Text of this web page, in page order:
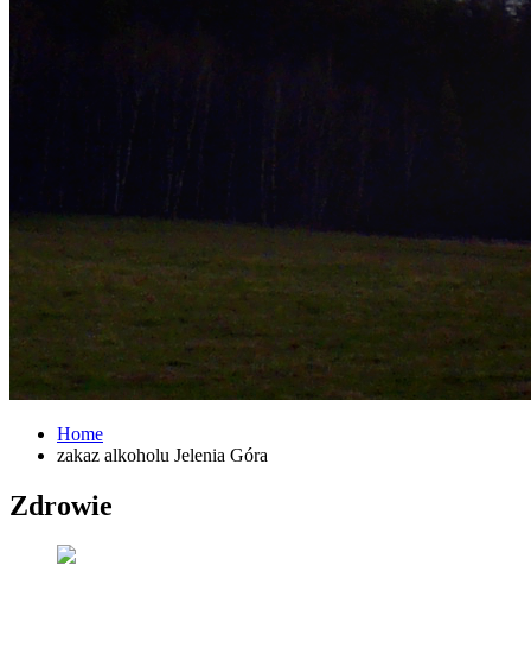
Home
zakaz alkoholu Jelenia Góra
Zdrowie